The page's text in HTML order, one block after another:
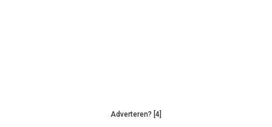
Adverteren? [4]